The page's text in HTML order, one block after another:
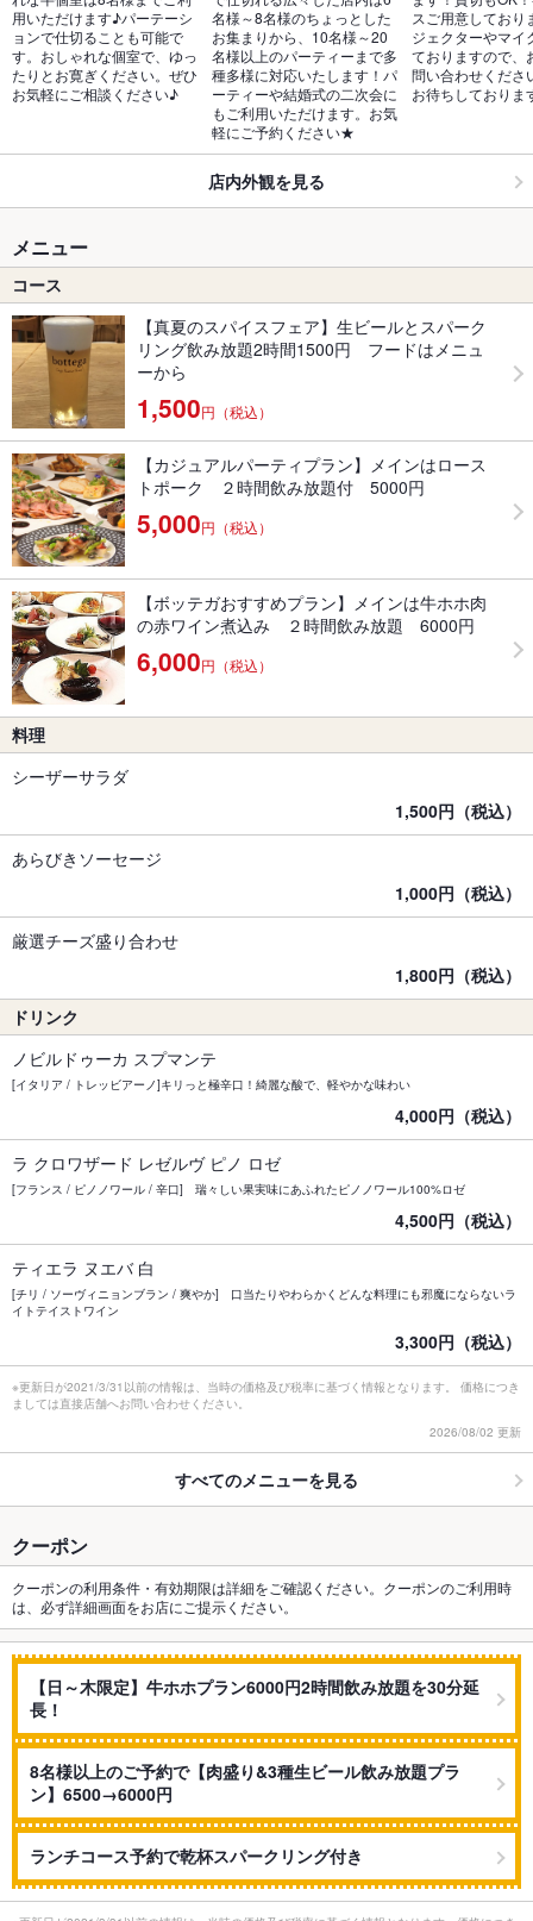
用いただけます♪パーテーシ
ョンで仕切ることも可能で
す。おしゃれな個室で、ゆっ
たりとお寛ぎください。ぜひ
お気軽にご相談ください♪
名様～8名様のちょっとした
お集まりから、10名様～20
名様以上のパーティーまで多
種多様に対応いたします！パ
ーティーや結婚式の二次会に
もご利用いただけます。お気
軽にご予約ください★
スご用意しており
ジェクターやマイ
ておりますので、
問い合わせくださ
お待ちしておりま
店内外観を見る
メニュー
コース
【真夏のスパイスフェア】生ビールとスパーク
リング飲み放題2時間1500円 フードはメニュ
ーから
1,500円（税込）
【カジュアルパーティプラン】メインはロース
トポーク ２時間飲み放題付 5000円
5,000円（税込）
【ボッテガおすすめプラン】メインは牛ホホ肉
の赤ワイン煮込み ２時間飲み放題 6000円
6,000円（税込）
料理
シーザーサラダ
1,500円（税込）
あらびきソーセージ
1,000円（税込）
厳選チーズ盛り合わせ
1,800円（税込）
ドリンク
ノビルドゥーカ スプマンテ
[イタリア / トレッビアーノ]キリっと極辛口！綺麗な酸で、軽やかな味わい
4,000円（税込）
ラ クロワザード レゼルヴ ピノ ロゼ
[フランス / ピノノワール / 辛口] 瑞々しい果実味にあふれたピノノワール100%ロゼ
4,500円（税込）
ティエラ ヌエバ 白
[チリ / ソーヴィニョンブラン / 爽やか] 口当たりやわらかくどんな料理にも邪魔にならないラ
イトテイストワイン
3,300円（税込）
※更新日が2021/3/31以前の情報は、当時の価格及び税率に基づく情報となります。 価格につき
ましては直接店舗へお問い合わせください。
2026/08/02 更新
すべてのメニューを見る
クーポン
クーポンの利用条件・有効期限は詳細をご確認ください。クーポンのご利用時
は、必ず詳細画面をお店にご提示ください。
【日～木限定】牛ホホプラン6000円2時間飲み放題を30分延
長！
8名様以上のご予約で【肉盛り&3種生ビール飲み放題プラ
ン】6500→6000円
ランチコース予約で乾杯スパークリング付き